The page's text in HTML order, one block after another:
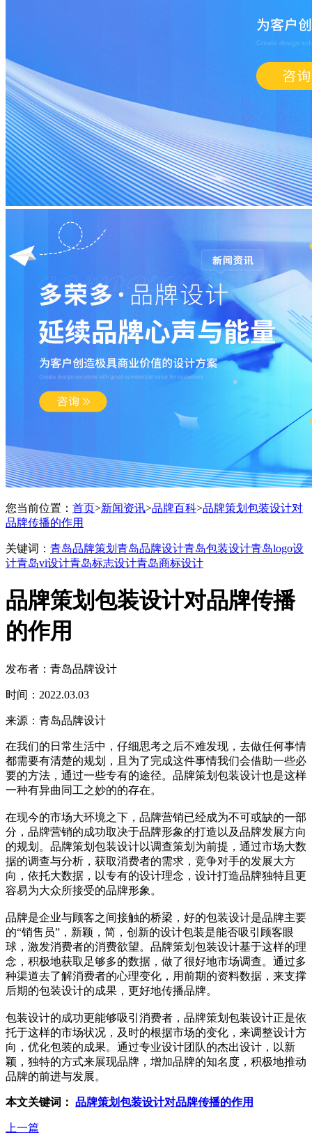
您当前位置： 首页>新闻资讯>品牌百科>品牌策划包装设计对
品牌传播的作用
关键词： 青岛品牌策划 青岛品牌设计青岛包装设计青岛logo设
计青岛vi设计青岛标志设计青岛商标设计
品牌策划包装设计对品牌传播
的作用
发布者：青岛品牌设计
时间：2022.03.03
来源：青岛品牌设计
在我们的日常生活中，仔细思考之后不难发现，去做任何事情
都需要有清楚的规划，且为了完成这件事情我们会借助一些必
要的方法，通过一些专有的途径。品牌策划包装设计也是这样
一种有异曲同工之妙的的存在。
在现今的市场大环境之下，品牌营销已经成为不可或缺的一部
分，品牌营销的成功取决于品牌形象的打造以及品牌发展方向
的规划。品牌策划包装设计以调查策划为前提，通过市场大数
据的调查与分析，获取消费者的需求，竞争对手的发展大方
向，依托大数据，以专有的设计理念，设计打造品牌独特且更
容易为大众所接受的品牌形象。
品牌是企业与顾客之间接触的桥梁，好的包装设计是品牌主要
的“销售员”，新颖，简，创新的设计包装是能否吸引顾客眼
球，激发消费者的消费欲望。品牌策划包装设计基于这样的理
念，积极地获取足够多的数据，做了很好地市场调查。通过多
种渠道去了解消费者的心理变化，用前期的资料数据，来支撑
后期的包装设计的成果，更好地传播品牌。
包装设计的成功更能够吸引消费者，品牌策划包装设计正是依
托于这样的市场状况，及时的根据市场的变化，来调整设计方
向，优化包装的成果。通过专业设计团队的杰出设计，以新
颖，独特的方式来展现品牌，增加品牌的知名度，积极地推动
品牌的前进与发展。
本文关键词： 品牌策划包装设计对品牌传播的作用
上一篇